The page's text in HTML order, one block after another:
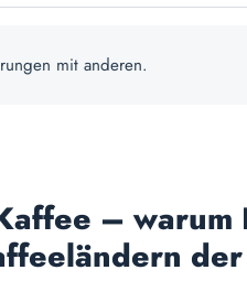
mit anderen.
– warum